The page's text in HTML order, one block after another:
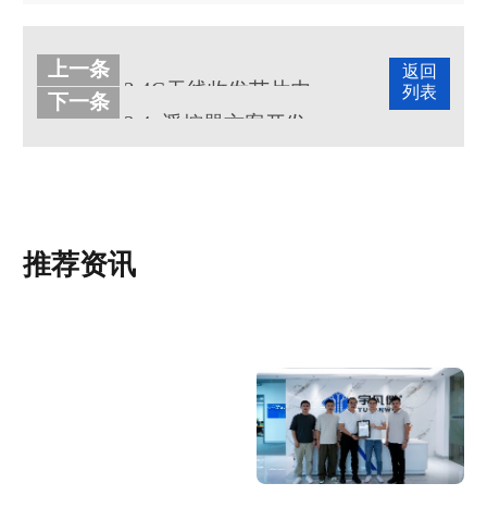
返回
列表
上一条
下一条
推荐资讯